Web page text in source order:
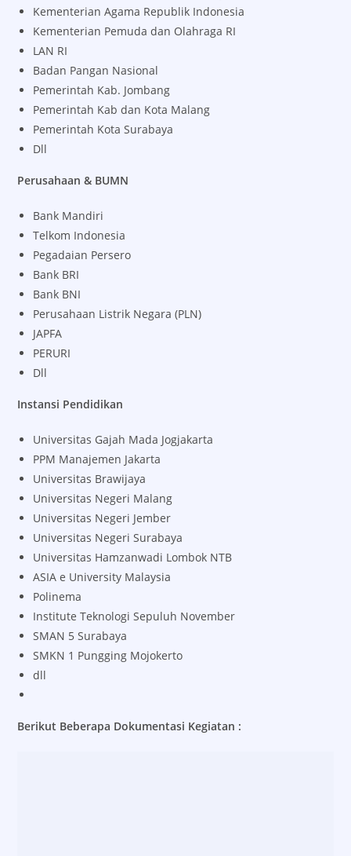
Kementerian Agama Republik Indonesia
Kementerian Pemuda dan Olahraga RI
LAN RI
Badan Pangan Nasional
Pemerintah Kab. Jombang
Pemerintah Kab dan Kota Malang
Pemerintah Kota Surabaya
Dll
Perusahaan & BUMN
Bank Mandiri
Telkom Indonesia
Pegadaian Persero
Bank BRI
Bank BNI
Perusahaan Listrik Negara (PLN)
JAPFA
PERURI
Dll
Instansi Pendidikan
Universitas Gajah Mada Jogjakarta
PPM Manajemen Jakarta
Universitas Brawijaya
Universitas Negeri Malang
Universitas Negeri Jember
Universitas Negeri Surabaya
Universitas Hamzanwadi Lombok NTB
ASIA e University Malaysia
Polinema
Institute Teknologi Sepuluh November
SMAN 5 Surabaya
SMKN 1 Pungging Mojokerto
dll
Berikut Beberapa Dokumentasi Kegiatan :